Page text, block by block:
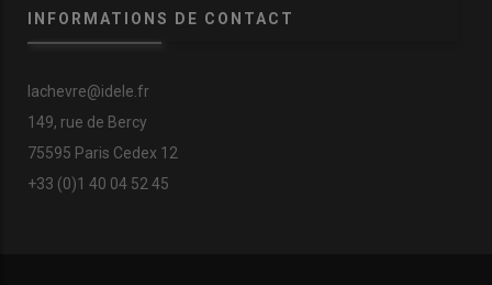
INFORMATIONS DE CONTACT
lachevre@idele.fr
149, rue de Bercy
75595 Paris Cedex 12
+33 (0)1 40 04 52 45